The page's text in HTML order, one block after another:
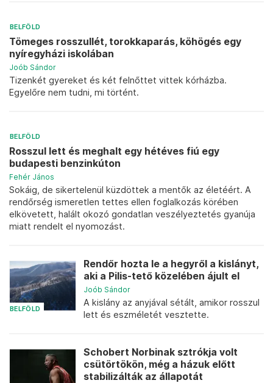
BELFÖLD
Tömeges rosszullét, torokkaparás, köhögés egy
nyíregyházi iskolában
Joób Sándor
Tizenkét gyereket és két felnőttet vittek kórházba.
Egyelőre nem tudni, mi történt.
BELFÖLD
Rosszul lett és meghalt egy hétéves fiú egy
budapesti benzinkúton
Fehér János
Sokáig, de sikertelenül küzdöttek a mentők az életéért. A
rendőrség ismeretlen tettes ellen foglalkozás körében
elkövetett, halált okozó gondatlan veszélyeztetés gyanúja
miatt rendelt el nyomozást.
BELFÖLD
Rendőr hozta le a hegyről a kislányt,
aki a Pilis-tető közelében ájult el
Joób Sándor
A kislány az anyjával sétált, amikor rosszul
lett és eszméletét vesztette.
Schobert Norbinak sztrókja volt
csütörtökön, még a házuk előtt
stabilizálták az állapotát